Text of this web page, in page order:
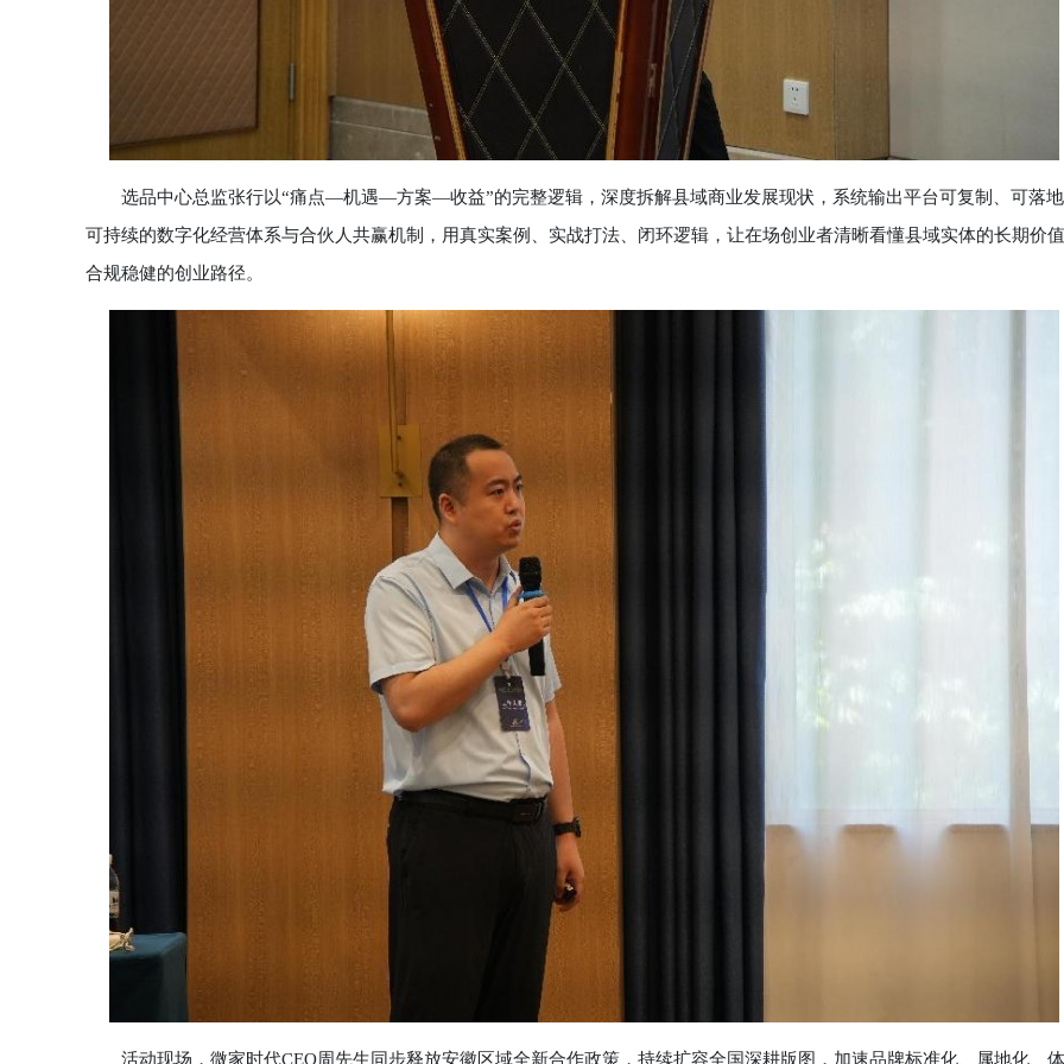
选品中心总监张行以“痛点—机遇—方案—收益”的完整逻辑，深度拆解县域商业发展现状，系统输出平台可复制、可落
可持续的数字化经营体系与合伙人共赢机制，用真实案例、实战打法、闭环逻辑，让在场创业者清晰看懂县域实体的长期价
合规稳健的创业路径。
活动现场，微家时代CEO周先生同步释放安徽区域全新合作政策，持续扩容全国深耕版图，加速品牌标准化、属地化、